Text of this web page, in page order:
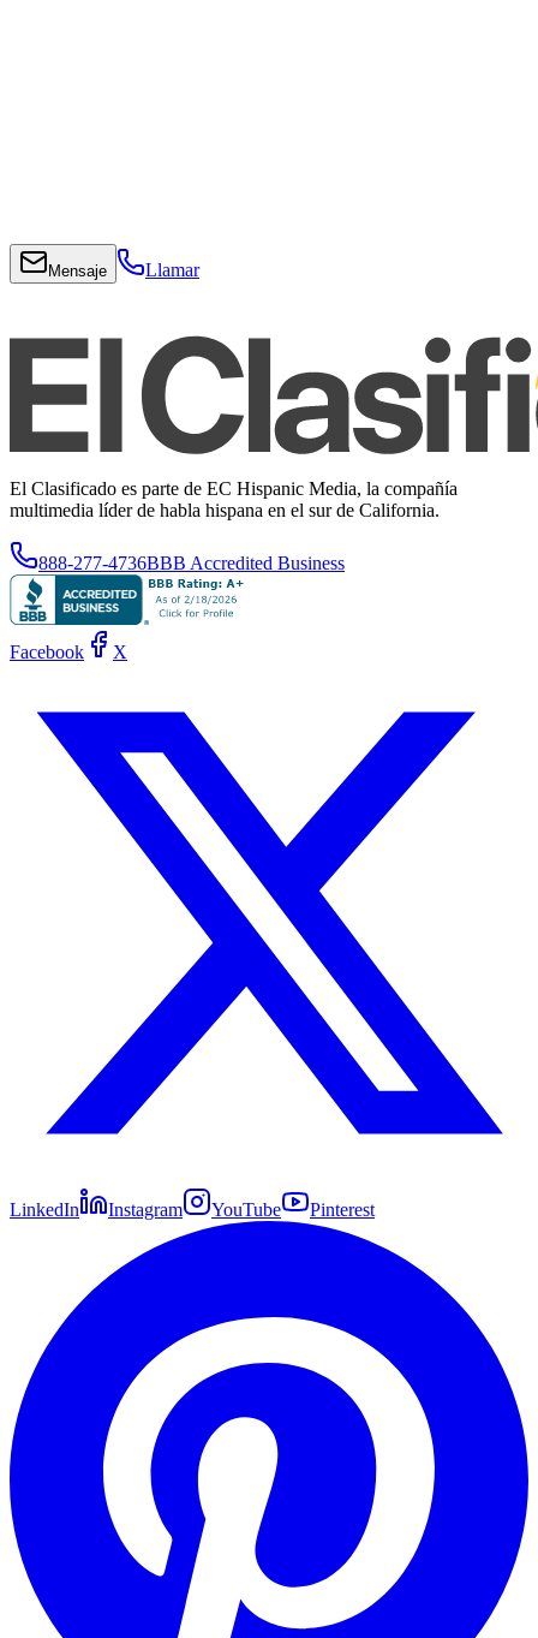
Mensaje Llamar
El Clasificado es parte de EC Hispanic Media, la compañía
multimedia líder de habla hispana en el sur de California.
888-277-4736BBB Accredited Business
Facebook X
LinkedIn Instagram YouTube Pinterest